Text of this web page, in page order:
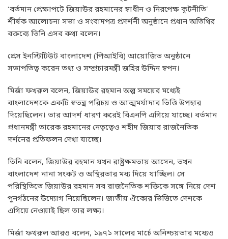
‘বর্তমান প্রেক্ষাপটে জিয়াউর রহমানের স্বাধীন ও নিরপেক্ষ কূটনীতি’
শীর্ষক আলোচনা সভা ও সংবাদপত্র প্রদর্শনী অনুষ্ঠানে প্রধান অতিথির
বক্তব্যে তিনি এসব কথা বলেন।
প্রেস ইনস্টিটিউট বাংলাদেশ (পিআইবি) আয়োজিত অনুষ্ঠানে
সভাপতিত্ব করেন তথ্য ও সম্প্রচারমন্ত্রী জহির উদ্দিন স্বপন।
মির্জা ফখরুল বলেন, জিয়াউর রহমান অল্প সময়ের মধ্যেই
বাংলাদেশকে একটি স্বতন্ত্র পরিচয় ও আত্মমর্যাদার ভিত্তি উপহার
দিয়েছিলেন। তার আদর্শ ধারণ করেই বিএনপি এগিয়ে যাচ্ছে। বর্তমান
প্রধানমন্ত্রী তারেক রহমানের নেতৃত্বেও শহীদ জিয়ার রাজনৈতিক
দর্শনের প্রতিফলন দেখা যাচ্ছে।
তিনি বলেন, জিয়াউর রহমান যখন রাষ্ট্রক্ষমতায় আসেন, তখন
বাংলাদেশ নানা সংকট ও অস্থিরতার মধ্য দিয়ে যাচ্ছিল। সে
পরিস্থিতিতে জিয়াউর রহমান সব রাজনৈতিক শক্তিকে সঙ্গে নিয়ে দেশ
পুনর্গঠনের উদ্যোগ নিয়েছিলেন। জাতীয় ঐক্যের ভিত্তিতে দেশকে
এগিয়ে নেওয়াই ছিল তার লক্ষ্য।
মির্জা ফখরুল আরও বলেন, ১৯৭১ সালের মার্চে অনিশ্চয়তার মধ্যেও